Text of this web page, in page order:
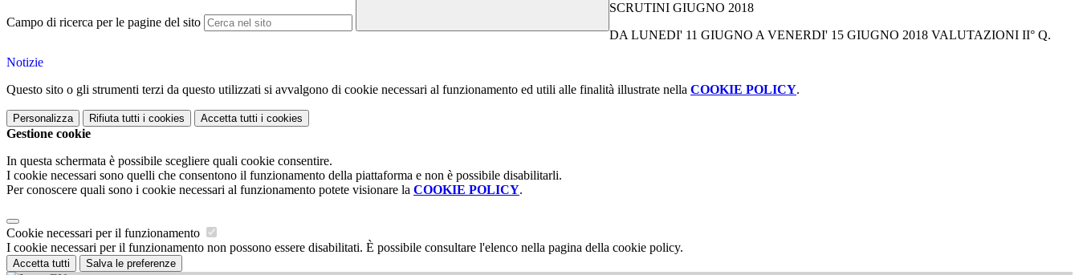
Campo di ricerca per le pagine del sito
SCRUTINI GIUGNO 2018
DA LUNEDI' 11 GIUGNO A VENERDI' 15 GIUGNO 2018 VALUTAZIONI II° Q.
Notizie
Questo sito o gli strumenti terzi da questo utilizzati si avvalgono di cookie necessari al funzionamento ed utili alle finalità illustrate nella COOKIE POLICY.
Personalizza Rifiuta tutti i cookies Accetta tutti i cookies
Gestione cookie
In questa schermata è possibile scegliere quali cookie consentire.
I cookie necessari sono quelli che consentono il funzionamento della piattaforma e non è possibile disabilitarli.
Per conoscere quali sono i cookie necessari al funzionamento potete visionare la COOKIE POLICY.
Cookie necessari per il funzionamento
I cookie necessari per il funzionamento non possono essere disabilitati. È possibile consultare l'elenco nella pagina della cookie policy.
Accetta tutti Salva le preferenze